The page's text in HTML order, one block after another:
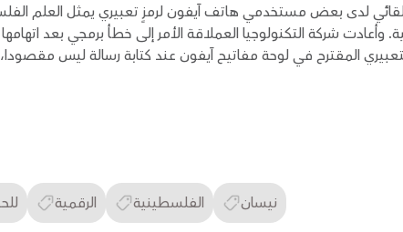
لدى بعض مستخدمي هاتف آيفون لرمزٍ تعبيري يمثل العلم
وأعادت شركة التكنولوجيا العملاقة الأمر إلى خطأ برمجي بعد
المقترح في لوحة مفاتيح آيفون عند كتابة رسالة ليس
الرقمية الفلسطينية نيسان